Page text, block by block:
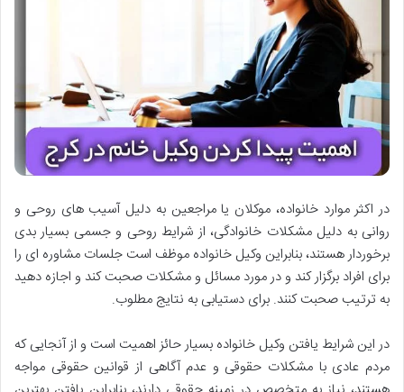
در اکثر موارد خانواده، موکلان یا مراجعین به دلیل آسیب های روحی و
روانی به دلیل مشکلات خانوادگی، از شرایط روحی و جسمی بسیار بدی
برخوردار هستند، بنابراین وکیل خانواده موظف است جلسات مشاوره ای را
برای افراد برگزار کند و در مورد مسائل و مشکلات صحبت کند و اجازه دهید
به ترتیب صحبت کنند. برای دستیابی به نتایج مطلوب.
در این شرایط یافتن وکیل خانواده بسیار حائز اهمیت است و از آنجایی که
مردم عادی با مشکلات حقوقی و عدم آگاهی از قوانین حقوقی مواجه